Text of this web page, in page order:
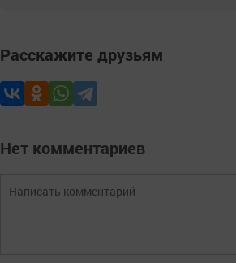
Расскажите друзьям
Нет комментариев